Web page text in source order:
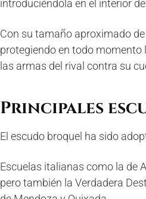
introduciéndola en el interior
Con su tamaño aproximado
protegiendo en todo
las armas del rival contra su
Principales
El escudo broquel ha sido
Escuelas italianas como la de
pero también la Verdadera